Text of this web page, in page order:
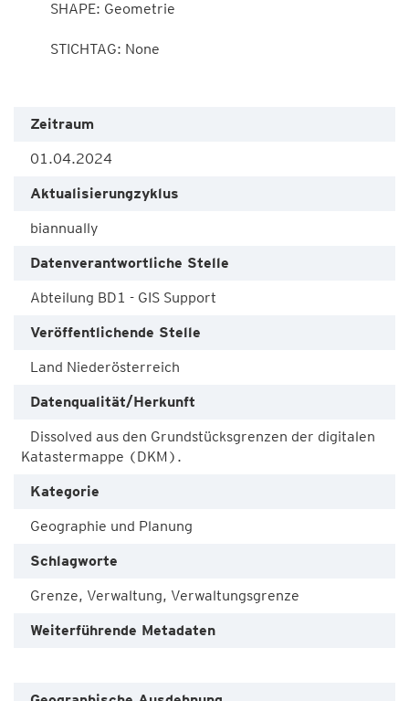
Zeitraum
01.04.2024
Aktualisierungzyklus
biannually
Datenverantwortliche Stelle
Abteilung BD1 - GIS Support
Veröffentlichende Stelle
Land Niederösterreich
Datenqualität/Herkunft
Dissolved aus den Grundstücksgrenzen der digitalen
Katastermappe (DKM).
Kategorie
Geographie und Planung
Schlagworte
Grenze, Verwaltung, Verwaltungsgrenze
Weiterführende Metadaten